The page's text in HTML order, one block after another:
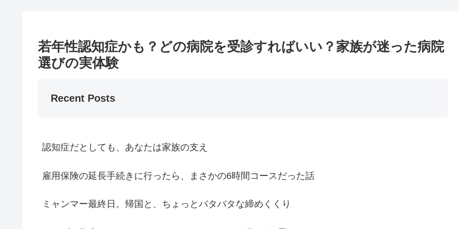
若年性認知症かも？どの病院を受診すればいい？家族が迷った病院
選びの実体験
Recent Posts
認知症だとしても、あなたは家族の支え
雇用保険の延長手続きに行ったら、まさかの6時間コースだった話
ミャンマー最終日。帰国と、ちょっとバタバタな締めくくり